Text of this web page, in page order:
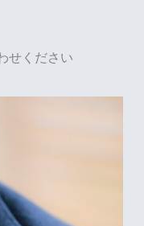
せください